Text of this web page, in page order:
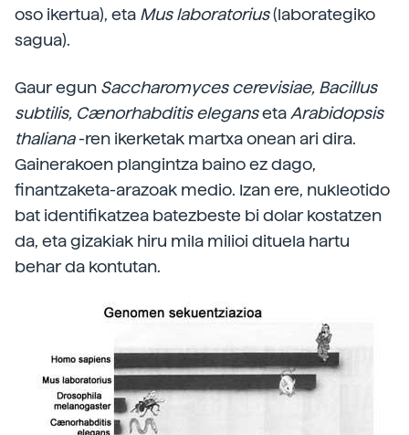
oso ikertua), eta Muslaboratorius(laborategiko
sagua).
Gaur egun Saccharomyces cerevisiae, Bacillus
subtilis, Cænorhabditis eleganseta Arabidopsis
thaliana-ren ikerketak martxa onean ari dira.
Gainerakoen plangintza baino ez dago,
finantzaketa-arazoak medio. Izan ere, nukleotido
bat identifikatzea batezbeste bi dolar kostatzen
da, eta gizakiak hiru mila milioi dituela hartu
behar da kontutan.